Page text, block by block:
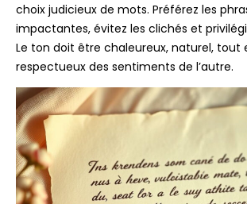
choix judicieux de mots. Préférez les
impactantes, évitez les clichés et
Le ton doit être chaleureux, naturel, tout
respectueux des sentiments de l’autre.